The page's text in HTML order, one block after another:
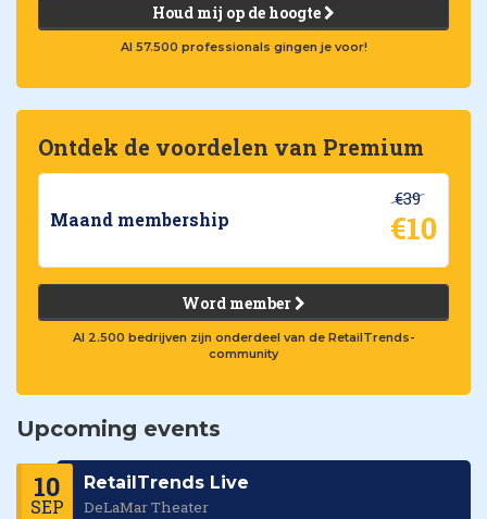
Houd mij op de hoogte
Al 57.500 professionals gingen je voor!
Ontdek de voordelen van Premium
Maand membership
€39
€10
Word member
Al 2.500 bedrijven zijn onderdeel van de RetailTrends-
community
Upcoming events
10
SEP
RetailTrends Live
DeLaMar Theater